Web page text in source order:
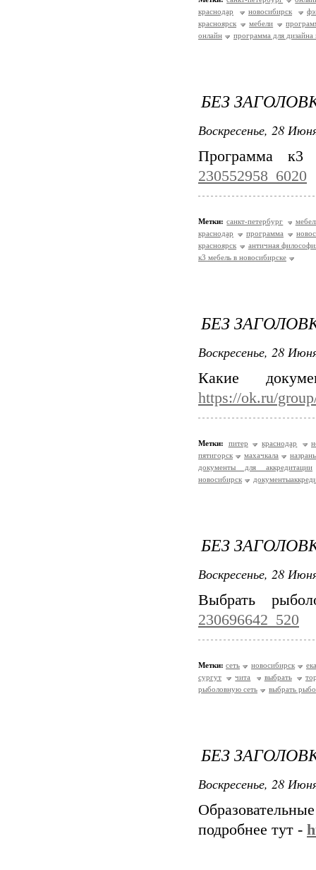
краснодар
новосибирск
красноярск
мебели
онлайн
программа для дизайна
БЕЗ
Воскресенье, 28
Программа
230552958_6020
Метки: санкт-петербург
краснодар
программа
красноярск
античная
к3 мебель в новосибирске
БЕЗ
Воскресенье, 28
Какие
https://ok.ru/
Метки: питер краснодар
пятигорск
махачкала
назрань
документы для аккредитации
новосибирск
БЕЗ
Воскресенье, 28
Выбрать
230696642_520
Метки: сеть новосибирск
сургут
чита выбрать
рыболовную сеть
выбрать
БЕЗ
Воскресенье, 28
подробнее тут -